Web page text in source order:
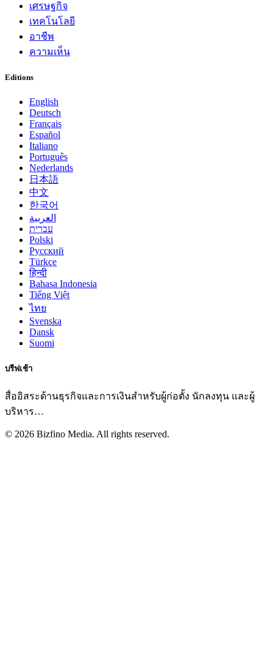
เศรษฐกิจ
เทคโนโลยี
อาชีพ
ความเห็น
Editions
English
Deutsch
Français
Español
Italiano
Português
Nederlands
日本語
中文
한국어
العربية
עברית
Polski
Русский
Türkçe
हिन्दी
Bahasa Indonesia
Tiếng Việt
ไทย
Svenska
Dansk
Suomi
บรีฟเช้า
สื่ออิสระด้านธุรกิจและการเงินสำหรับผู้ก่อตั้ง นักลงทุน และผู้
บริหาร…
© 2026 Bizfino Media. All rights reserved.